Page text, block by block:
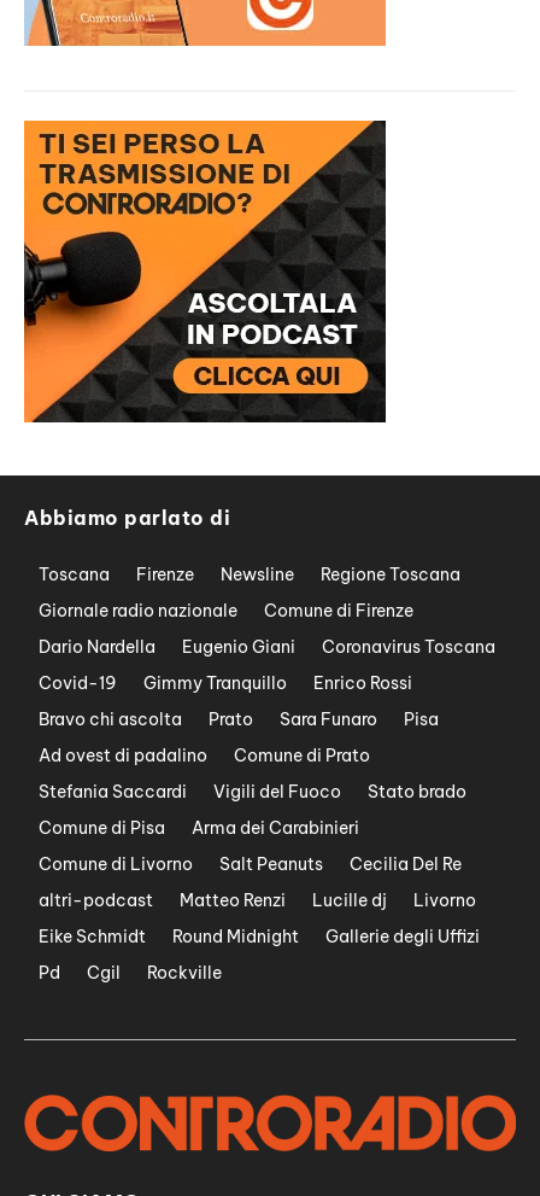
Abbiamo parlato di
Toscana Firenze Newsline
Regione Toscana
Giornale radio nazionale
Comune di Firenze
Dario Nardella
Eugenio Giani
Coronavirus Toscana
Covid-19
Gimmy Tranquillo
Enrico Rossi
Bravo chi ascolta
Prato Sara Funaro
Pisa
Ad ovest di padalino
Comune di Prato
Stefania Saccardi
Vigili del Fuoco
Stato brado
Comune di Pisa
Arma dei Carabinieri
Comune di Livorno
Salt Peanuts
Cecilia Del Re
altri-podcast
Matteo Renzi Lucille dj
Livorno
Eike Schmidt
Round Midnight
Gallerie degli Uffizi
Pd
Cgil Rockville